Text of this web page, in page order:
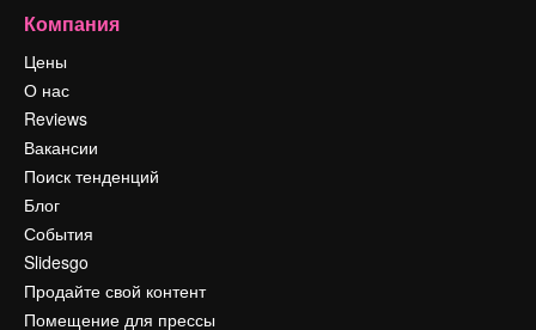
Компания
Цены
О нас
Reviews
Вакансии
Поиск тенденций
Блог
События
Slidesgo
Продайте свой контент
Помещение для прессы